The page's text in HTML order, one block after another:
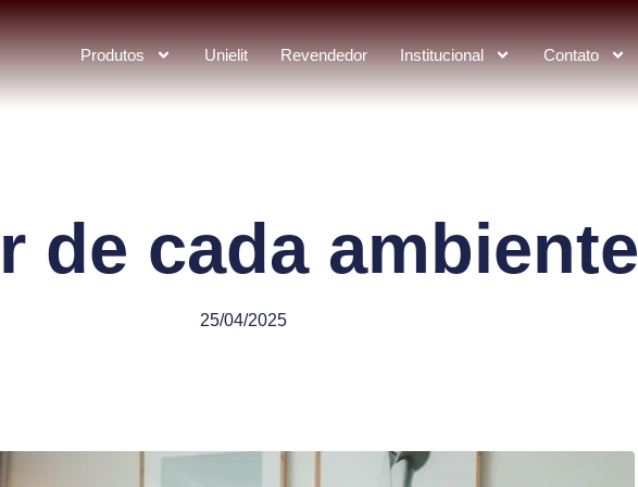
Produtos Unielit Revendedor Institucional Contato
de cada ambiente
25/04/2025